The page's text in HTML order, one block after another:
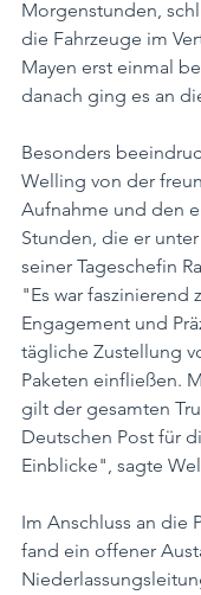
Morgenstunden,
die Fahrzeuge im
Mayen erst einmal
danach ging es an
Besonders
Welling von der
Aufnahme und den
Stunden, die er
seiner Tageschefin
"Es war faszinierend
Engagement und
tägliche Zustellung
Paketen einfließen.
gilt der gesamten
Deutschen Post für
Einblicke", sagte
Im Anschluss an die
fand ein offener